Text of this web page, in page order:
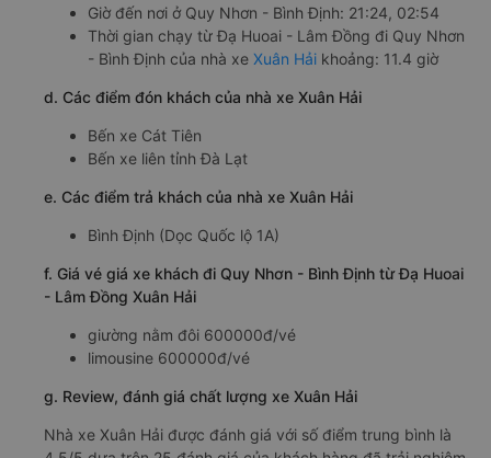
Giờ đến nơi ở Quy Nhơn - Bình Định: 21:24, 02:54
Thời gian chạy từ Đạ Huoai - Lâm Đồng đi Quy Nhơn
- Bình Định của nhà xe Xuân Hải khoảng: 11.4 giờ
d. Các điểm đón khách của nhà xe Xuân Hải
Bến xe Cát Tiên
Bến xe liên tỉnh Đà Lạt
e. Các điểm trả khách của nhà xe Xuân Hải
Bình Định (Dọc Quốc lộ 1A)
f. Giá vé giá xe khách đi Quy Nhơn - Bình Định từ Đạ Huoai
- Lâm Đồng Xuân Hải
giường nằm đôi 600000đ/vé
limousine 600000đ/vé
g. Review, đánh giá chất lượng xe Xuân Hải
Nhà xe Xuân Hải được đánh giá với số điểm trung bình là